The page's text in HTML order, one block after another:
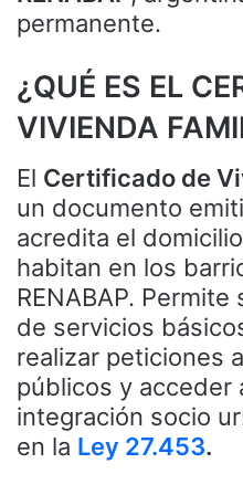
permanente.
¿QUÉ ES EL
VIVIENDA
El Certificado de
un documento
acredita el
habitan en los
RENABAP.
de servicios
realizar peticiones
públicos y acceder
integración socio
en la Ley 27.453.